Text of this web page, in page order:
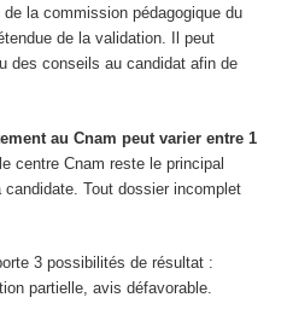
la commission pédagogique du
de la validation. Il peut
des conseils au candidat afin de
au Cnam peut varier entre 1
centre Cnam reste le principal
Tout dossier incomplet
3 possibilités de résultat :
partielle, avis défavorable.